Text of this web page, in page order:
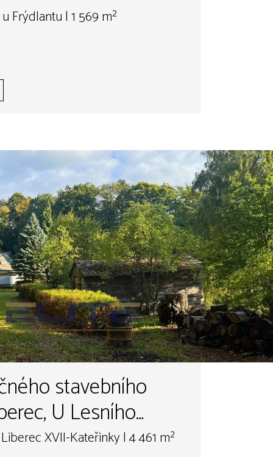
Frýdlantu | 1 569 m²
stavebního
U Lesního
XVII-Kateřinky | 4 461 m²